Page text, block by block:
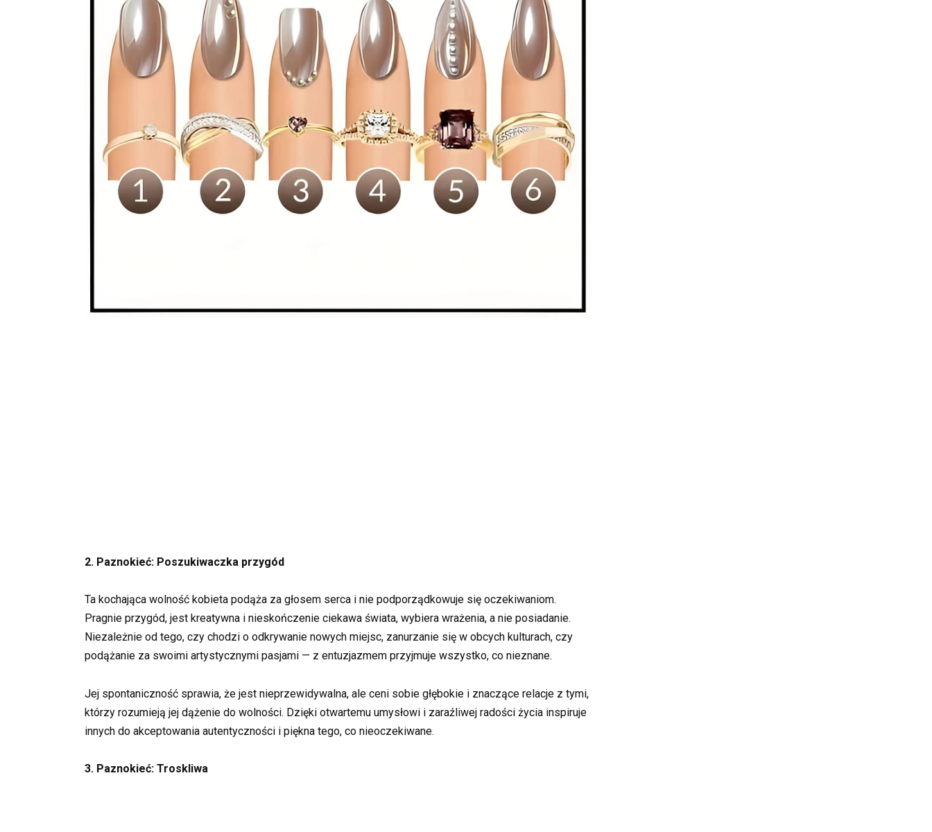
2. Paznokieć: Poszukiwaczka przygód
Ta kochająca wolność kobieta podąża za głosem serca i nie podporządkowuje się oczekiwaniom.
Pragnie przygód, jest kreatywna i nieskończenie ciekawa świata, wybiera wrażenia, a nie posiadanie.
Niezależnie od tego, czy chodzi o odkrywanie nowych miejsc, zanurzanie się w obcych kulturach, czy
podążanie za swoimi artystycznymi pasjami — z entuzjazmem przyjmuje wszystko, co nieznane.
Jej spontaniczność sprawia, że jest nieprzewidywalna, ale ceni sobie głębokie i znaczące relacje z tymi,
którzy rozumieją jej dążenie do wolności. Dzięki otwartemu umysłowi i zaraźliwej radości życia inspiruje
innych do akceptowania autentyczności i piękna tego, co nieoczekiwane.
3. Paznokieć: Troskliwa